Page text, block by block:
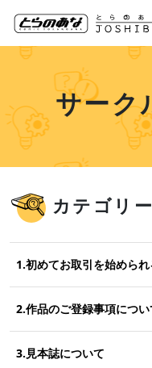
サーク
カテゴリー
1.初めてお取引を始めら
2.作品のご登録事項につい
3.見本誌について